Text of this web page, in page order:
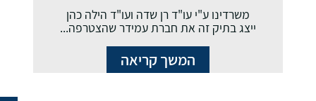
משרדינו ע"י עו"ד רן שדה ועו"ד הילה כהן
ייצג בתיק זה את חברת עמידר שהצטרפה...
המשך קריאה